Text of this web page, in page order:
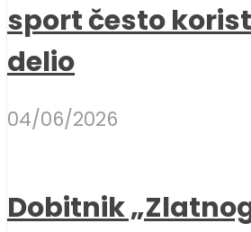
sport često
delio
04/06/2026
Dobitnik